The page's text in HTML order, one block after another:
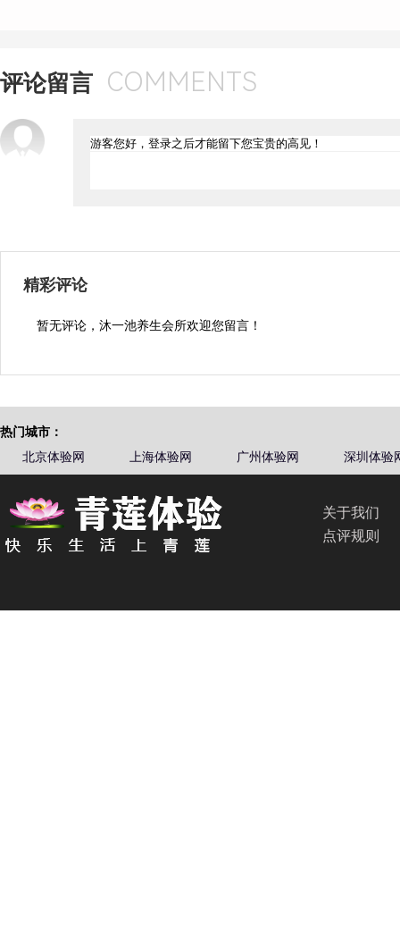
评论留言 COMMENTS
精彩评论
暂无评论，沐一池养生会所欢迎您留言！
热门城市：
北京体验网
上海体验网 广州体验网 深圳体验
关于我们
点评规则